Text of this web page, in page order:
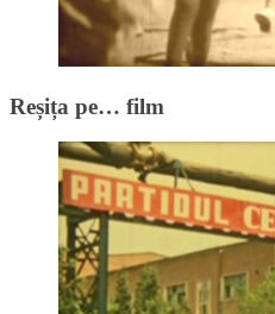
Reșița pe… film